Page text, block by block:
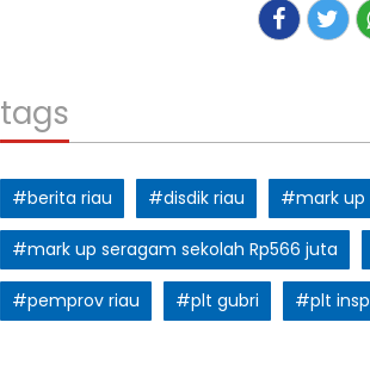
tags
#berita riau #disdik riau #mark up
#mark up seragam sekolah Rp566 juta
#pemprov riau #plt gubri #plt